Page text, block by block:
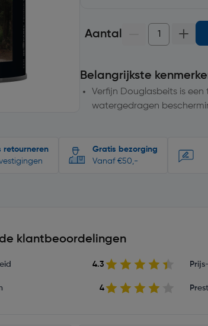
Aantal
Belangrijkste
Verfijn Douglasbeits is
watergedragen
retourneren
Gratis bezorging
Vanaf €50,-
klantbeoordelingen
4.3
4